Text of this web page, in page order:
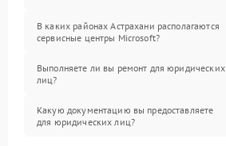
В каких районах Астрахани располагаются
сервисные центры Microsoft?
Выполняете ли вы ремонт для юридических
лиц?
Какую документацию вы предоставляете
для юридических лиц?